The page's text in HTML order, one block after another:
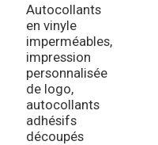
Autocollants
en vinyle
imperméables,
impression
personnalisée
de logo,
autocollants
adhésifs
découpés